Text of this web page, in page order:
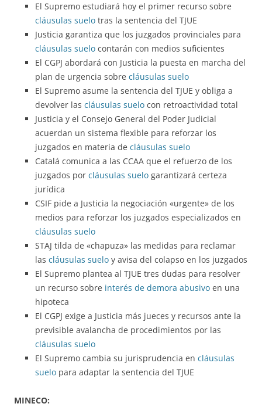
El Supremo estudiará hoy el primer recurso sobre
cláusulas suelo tras la sentencia del TJUE
Justicia garantiza que los juzgados provinciales para
cláusulas suelo contarán con medios suficientes
El CGPJ abordará con Justicia la puesta en marcha del
plan de urgencia sobre cláusulas suelo
El Supremo asume la sentencia del TJUE y obliga a
devolver las cláusulas suelo con retroactividad total
Justicia y el Consejo General del Poder Judicial
acuerdan un sistema flexible para reforzar los
juzgados en materia de cláusulas suelo
Catalá comunica a las CCAA que el refuerzo de los
juzgados por cláusulas suelo garantizará certeza
jurídica
CSIF pide a Justicia la negociación «urgente» de los
medios para reforzar los juzgados especializados en
cláusulas suelo
STAJ tilda de «chapuza» las medidas para reclamar
las cláusulas suelo y avisa del colapso en los juzgados
El Supremo plantea al TJUE tres dudas para resolver
un recurso sobre interés de demora abusivo en una
hipoteca
El CGPJ exige a Justicia más jueces y recursos ante la
previsible avalancha de procedimientos por las
cláusulas suelo
El Supremo cambia su jurisprudencia en cláusulas
suelo para adaptar la sentencia del TJUE
MINECO: